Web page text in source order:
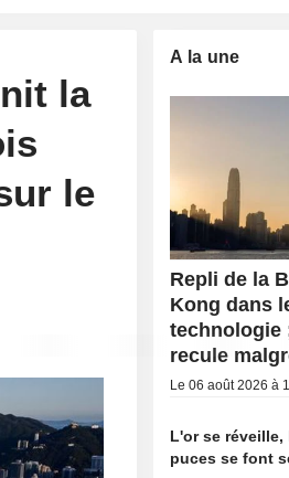
la
le
A la une
Repli de la
Kong dans
technologie
recule
Le 06 août 2026 à
L'or se réveille,
puces se font